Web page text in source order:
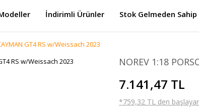
İndirimli Ürünler Stok Gelmeden Sahip
GT4 RS w/Weissach 2023
NOREV 1:18
7.141,47 TL
*759,32 TL den